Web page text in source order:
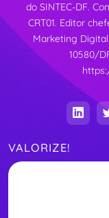
do SINTEC-DF.
CRT01. Editor
Marketing
10580/
VALORIZE!